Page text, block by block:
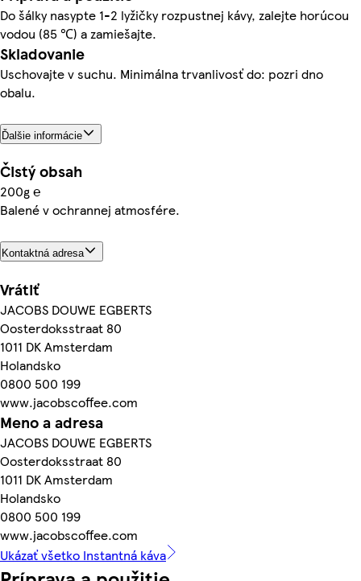
Do šálky nasypte 1-2 lyžičky rozpustnej kávy, zalejte horúcou
vodou (85 ℃) a zamiešajte.
Skladovanie
Uschovajte v suchu. Minimálna trvanlivosť do: pozri dno
obalu.
Ďalšie informácie
Čistý obsah
200g ℮
Balené v ochrannej atmosfére.
Kontaktná adresa
Vrátiť
JACOBS DOUWE EGBERTS
Oosterdoksstraat 80
1011 DK Amsterdam
Holandsko
0800 500 199
www.jacobscoffee.com
Meno a adresa
JACOBS DOUWE EGBERTS
Oosterdoksstraat 80
1011 DK Amsterdam
Holandsko
0800 500 199
www.jacobscoffee.com
Ukázať všetko Instantná káva